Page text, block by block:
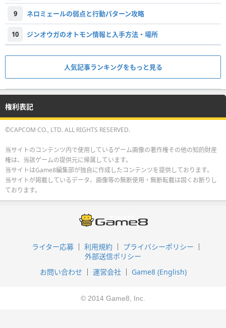
9 ネロミェールの弱点と行動パターン攻略
10 ジンオウガのオトモン情報と入手方法・場所
人気記事ランキングをもっと見る
権利表記
©CAPCOM CO., LTD. ALL RIGHTS RESERVED.
当サイトのコンテンツ内で使用しているゲーム画像の著作権その他の知的財産
権は、当該ゲームの提供元に帰属しています。
当サイトはGame8編集部が独自に作成したコンテンツを提供しております。
当サイトが掲載しているデータ、画像等の無断使用・無断転載は固くお断りし
ております。
ライター応募 利用規約
プライバシーポリシー
外部送信ポリシー
お問い合わせ
運営会社 Game8 (English)
© 2014 Game8, Inc.